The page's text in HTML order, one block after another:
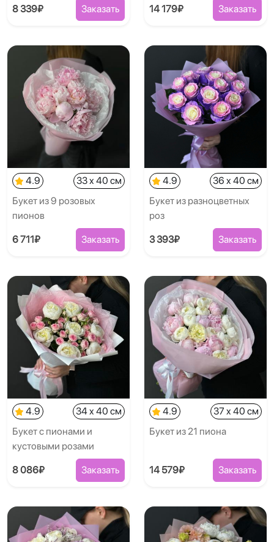
8 339₽ Заказать 14 179₽ Заказать
4.9
33 x 40 см
Букет из 9 розовых
пионов
6 711₽ Заказать
4.9
36 x 40 см
Букет из разноцветных
роз
3 393₽ Заказать
4.9
34 x 40 см
Букет с пионами и
кустовыми розами
8 086₽ Заказать
4.9
37 x 40 см
Букет из 21 пиона
14 579₽ Заказать